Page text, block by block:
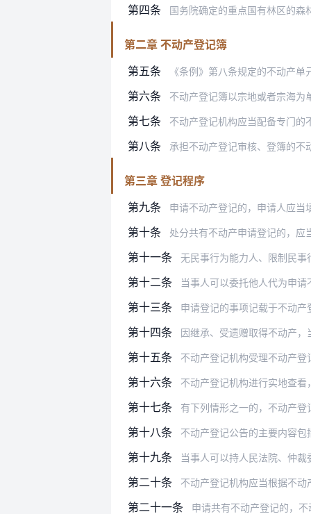
第四条 国务院确定的重点国有林区的
第二章 不动产登记簿
第五条
《条例》第八条规定的不动产
第六条 不动产登记簿以宗地或者宗海
第七条 不动产登记机构应当配备专门
第八条 承担不动产登记审核、登簿的
第三章 登记程序
第九条
申请不动产登记的，申请人应
第十条 处分共有不动产申请登记的，
第十一条 无民事行为能力人、限制民
第十二条 当事人可以委托他人代为申请
第十三条 申请登记的事项记载于不动
第十四条 因继承、受遗赠取得不动产，当事人
第十五条 不动产登记机构受理不动产
第十六条 不动产登记机构进行实地查
第十七条 有下列情形之一的，不动产
第十八条 不动产登记公告的主要内容包
第十九条 当事人可以持人民法院、仲
第二十条 不动产登记机构应当根据不
第二十一条 申请共有不动产登记的，不